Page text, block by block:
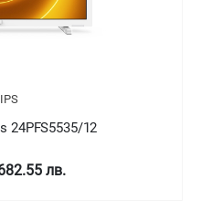
Телевизор Philips
349 € / 682.58 лв.